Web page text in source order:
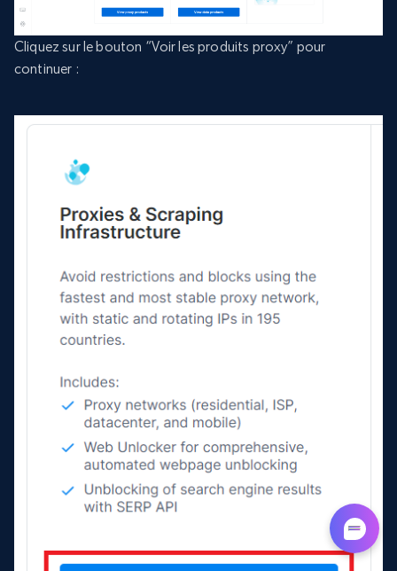
Cliquez sur le bouton “Voir les produits proxy” pour
continuer :